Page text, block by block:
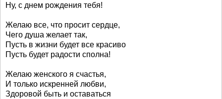
Ну, с днем рождения тебя!
Желаю все, что просит сердце,
Чего душа желает так,
Пусть в жизни будет все красиво
Пусть будет радости сполна!
Желаю женского я счастья,
И только искренней любви,
Здоровой быть и оставаться